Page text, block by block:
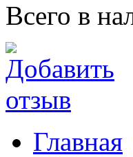
Всего в
Главная